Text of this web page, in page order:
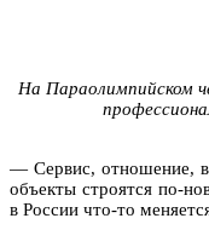
На Параолимпийском
— Сервис, отношение,
объекты строятся по-
в России что-то